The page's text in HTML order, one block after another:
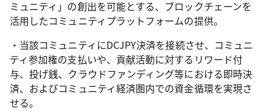
ミュニティ」の創出を可能とする、ブロックチェーンを
活用したコミュニティプラットフォームの提供。
・当該コミュニティにDCJPY決済を接続させ、コミュニ
ティ参加権の支払いや、貢献活動に対するリワード付
与、投げ銭、クラウドファンディング等における即時決
済、およびコミュニティ経済圏内での資金循環を実現さ
せる。